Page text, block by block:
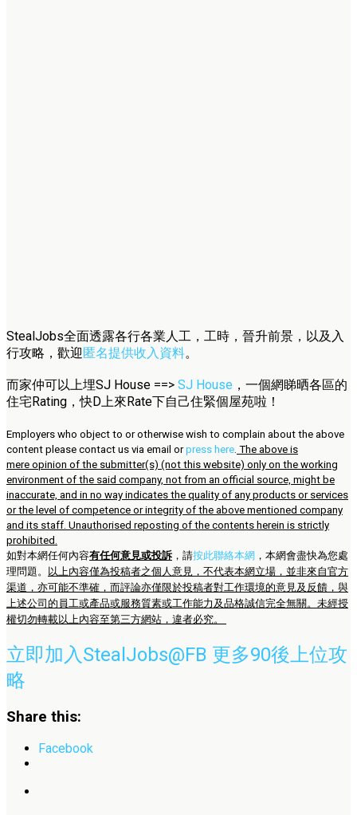
StealJobs全面透露各行各業人工，工時，晉升前景，以及入
行攻略，歡迎匿名提供收入資料。
而家仲可以上埋SJ House ==> SJ House ，一個網睇晒各區的
住宅Rating，快D上來Rate下自己住緊個屋苑啦！
Employers who object to or otherwise wish to complain about the above
content please contact us via email orpress here. The above is
mere opinion of the submitter(s) (not this website) only on the working
environment of the said company, not from an official source, might be
inaccurate, and in no way indicates the quality of any products or services
or the level of competence or integrity of the above mentioned company
and its staff. Unauthorised reposting of the contents herein is strictly
prohibited.
如對本網任何內容有任何意見或投訴 ，請按此聯絡本網 ，本網會盡快為您處
理問題。
以上內容僅為投稿者之個人意見，不代表本網立場，並非來自官方
渠道，亦可能不準確，而評論亦僅限於投稿者對工作環境的意見及反饋，與
上述公司的員工或產品或服務質素或工作能力及品格誠信完全無關。未經授
權切勿轉載以上內容至第三方網站，違者必究。
立即加入StealJobs@FB 更多90後上位攻
略
Share this:
Facebook